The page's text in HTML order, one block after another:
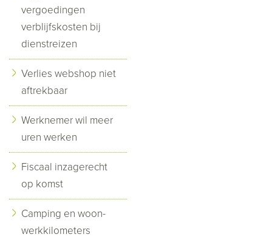
vergoedingen
verblijfskosten bij
dienstreizen
Verlies webshop niet
aftrekbaar
Werknemer wil meer
uren werken
Fiscaal inzagerecht
op komst
Camping en woon-
werkkilometers